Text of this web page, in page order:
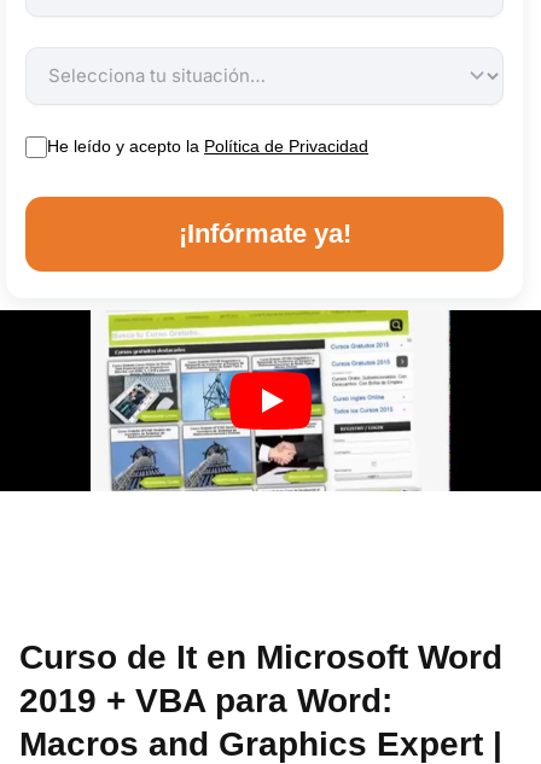
He leído y acepto la Política de Privacidad
¡Infórmate ya!
Curso de It en Microsoft Word
2019 + VBA para Word:
Macros and Graphics Expert |